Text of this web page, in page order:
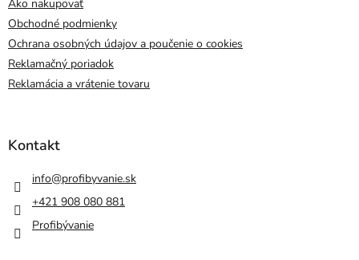
Ako nakupovať
Obchodné podmienky
Ochrana osobných údajov a poučenie o cookies
Reklamačný poriadok
Reklamácia a vrátenie tovaru
Kontakt
info@profibyvanie.sk
+421 908 080 881
Profibývanie